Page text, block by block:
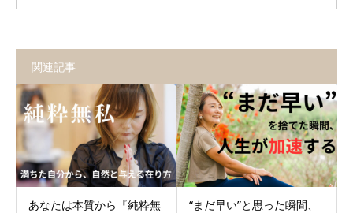
関連記事
あなたは本質から『純粋無
“まだ早い”と思った瞬間、